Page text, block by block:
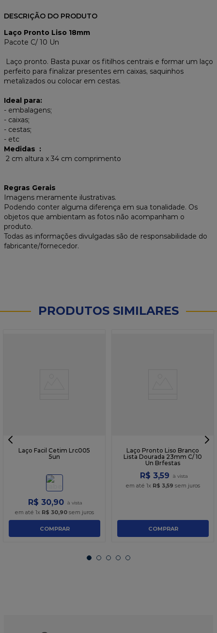
DESCRIÇÃO DO PRODUTO
Laço Pronto Liso 18mm
Pacote C/ 10 Un
Laço pronto. Basta puxar os fitilhos centrais e formar um laço
perfeito para finalizar presentes em caixas, saquinhos
metalizados ou colocar em cestas.
Ideal para:
- embalagens;
- caixas;
- cestas;
- etc
Medidas :
2 cm altura x 34 cm comprimento
Regras Gerais
Imagens meramente ilustrativas.
Podendo conter alguma diferença em sua tonalidade. Os
objetos que ambientam as fotos não acompanham o
produto.
Todas as informações divulgadas são de responsabilidade do
fabricante/fornecedor.
PRODUTOS SIMILARES
Laço Facil Cetim Lrc005
5un
R$ 30,90
em até 1x R$ 30,90 sem juros
COMPRAR
Laço Pronto Liso Branco
Lista Dourada 23mm C/ 10
Un Brfestas
R$ 3,59
em até 1x R$ 3,59 sem juros
COMPRAR